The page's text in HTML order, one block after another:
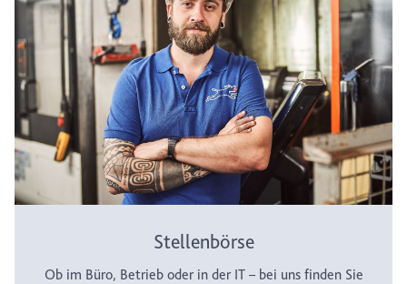
Stellenbörse
Ob im Büro, Betrieb oder in der IT – bei uns finden Sie